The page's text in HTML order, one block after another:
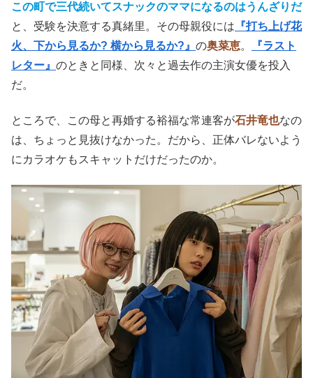
この町で三代続いてスナックのママになるのはうんざりだ
と、受験を決意する真緒里。その母親役には 『打ち上げ花
火、下から見るか? 横から見るか?』 の奥菜恵。
『ラスト
レター』 のときと同様、次々と過去作の主演女優を投入
だ。
ところで、 この母と再婚する裕福な常連客が石井竜也なの
は、ちょっと見抜けなかった。だから、正体バレないよう
にカラオケもスキャットだけだったのか。